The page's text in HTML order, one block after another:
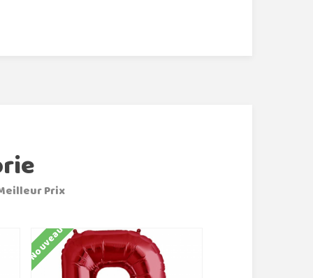
Prix
Nouveau